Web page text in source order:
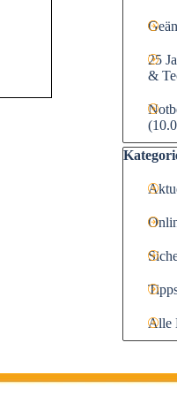
25
&
Block
Alle